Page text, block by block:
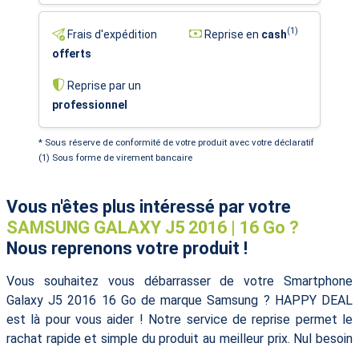
Frais d'expédition
offerts
Reprise en cash(1)
Reprise par un
professionnel
* Sous réserve de conformité de votre produit avec votre déclaratif
(1) Sous forme de virement bancaire
Vous n'êtes plus intéressé par votre
SAMSUNG GALAXY J5 2016 | 16 Go ?
Nous reprenons votre produit !
Vous souhaitez vous débarrasser de votre Smartphone
Galaxy J5 2016 16 Go de marque Samsung ? HAPPY DEAL
est là pour vous aider ! Notre service de reprise permet le
rachat rapide et simple du produit au meilleur prix. Nul besoin